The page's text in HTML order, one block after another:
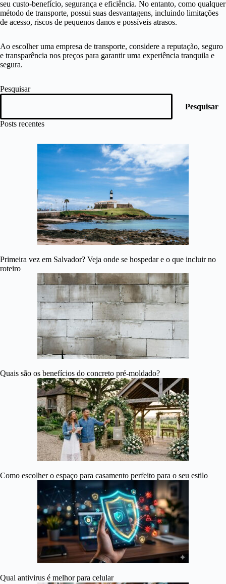
seu custo-benefício, segurança e eficiência. No entanto, como qualquer
método de transporte, possui suas desvantagens, incluindo limitações
de acesso, riscos de pequenos danos e possíveis atrasos.
Ao escolher uma empresa de transporte, considere a reputação, seguro
e transparência nos preços para garantir uma experiência tranquila e
segura.
Pesquisar
Pesquisar
Posts recentes
Primeira vez em Salvador? Veja onde se hospedar e o que incluir no
roteiro
Quais são os benefícios do concreto pré-moldado?
Como escolher o espaço para casamento perfeito para o seu estilo
Qual antivirus é melhor para celular